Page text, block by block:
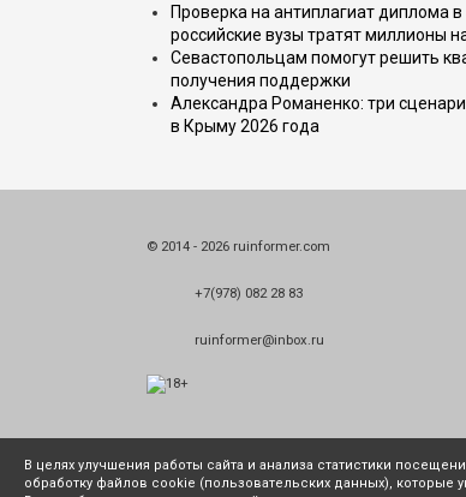
Проверка на антиплагиат диплома в
российские вузы тратят миллионы
Севастопольцам помогут решить
получения поддержки
Александра Романенко: три
в Крыму 2026 года
© 2014 - 2026 ruinformer.com
+7(978) 082 28 83
ruinformer@inbox.ru
В целях улучшения работы сайта и анализа статистики
обработку файлов cookie (пользовательских данных), которые